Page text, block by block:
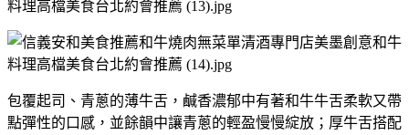
包覆起司、青蔥的薄牛舌，鹹香濃郁中有著和牛牛舌柔軟又帶
點彈性的口感，並餘韻中讓青蔥的輕盈慢慢綻放；厚牛舌搭配